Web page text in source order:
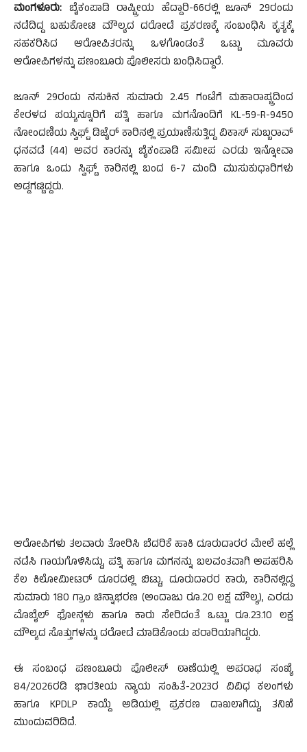
ಮಂಗಳೂರು: ಬೈಕಂಪಾಡಿ ರಾಷ್ಟ್ರೀಯ ಹೆದ್ದಾರಿ-66ರಲ್ಲಿ ಜೂನ್ 29ರಂದು
ನಡೆದಿದ್ದ ಬಹುಕೋಟಿ ಮೌಲ್ಯದ ದರೋಡೆ ಪ್ರಕರಣಕ್ಕೆ ಸಂಬಂಧಿಸಿ ಕೃತ್ಯಕ್ಕೆ
ಸಹಕರಿಸಿದ ಆರೋಪಿತರನ್ನು ಒಳಗೊಂಡಂತೆ ಒಟ್ಟು ಮೂವರು
ಆರೋಪಿಗಳನ್ನು ಪಣಂಬೂರು ಪೊಲೀಸರು ಬಂಧಿಸಿದ್ದಾರೆ.
ಜೂನ್ 29ರಂದು ನಸುಕಿನ ಸುಮಾರು 2.45 ಗಂಟೆಗೆ ಮಹಾರಾಷ್ಟ್ರದಿಂದ
ಕೇರಳದ ಪಯ್ಯನ್ನೂರಿಗೆ ಪತ್ನಿ ಹಾಗೂ ಮಗನೊಂದಿಗೆ KL-59-R-9450
ನೋಂದಣಿಯ ಸ್ವಿಫ್ಟ್ ಡಿಜೈರ್ ಕಾರಿನಲ್ಲಿ ಪ್ರಯಾಣಿಸುತ್ತಿದ್ದ ವಿಕಾಸ್ ಸುಬ್ಬರಾವ್
ಧನವಡೆ (44) ಅವರ ಕಾರನ್ನು ಬೈಕಂಪಾಡಿ ಸಮೀಪ ಎರಡು ಇನ್ನೋವಾ
ಹಾಗೂ ಒಂದು ಸ್ವಿಫ್ಟ್ ಕಾರಿನಲ್ಲಿ ಬಂದ 6-7 ಮಂದಿ ಮುಸುಕುಧಾರಿಗಳು
ಅಡ್ಡಗಟ್ಟಿದ್ದರು.
ಆರೋಪಿಗಳು ತಲವಾರು ತೋರಿಸಿ ಬೆದರಿಕೆ ಹಾಕಿ ದೂರುದಾರರ ಮೇಲೆ ಹಲ್ಲೆ
ನಡೆಸಿ ಗಾಯಗೊಳಿಸಿದ್ದು, ಪತ್ನಿ ಹಾಗೂ ಮಗನನ್ನು ಬಲವಂತವಾಗಿ ಅಪಹರಿಸಿ
ಕೆಲ ಕಿಲೋಮೀಟರ್ ದೂರದಲ್ಲಿ ಬಿಟ್ಟು, ದೂರುದಾರರ ಕಾರು, ಕಾರಿನಲ್ಲಿದ್ದ
ಸುಮಾರು 180 ಗ್ರಾಂ ಚಿನ್ನಾಭರಣ (ಅಂದಾಜು ರೂ.20 ಲಕ್ಷ ಮೌಲ್ಯ), ಎರಡು
ಮೊಬೈಲ್ ಫೋನ್ಗಳು ಹಾಗೂ ಕಾರು ಸೇರಿದಂತೆ ಒಟ್ಟು ರೂ.23.10 ಲಕ್ಷ
ಮೌಲ್ಯದ ಸೊತ್ತುಗಳನ್ನು ದರೋಡೆ ಮಾಡಿಕೊಂಡು ಪರಾರಿಯಾಗಿದ್ದರು.
ಈ ಸಂಬಂಧ ಪಣಂಬೂರು ಪೊಲೀಸ್ ಠಾಣೆಯಲ್ಲಿ ಅಪರಾಧ ಸಂಖ್ಯೆ
84/2026ರಡಿ ಭಾರತೀಯ ನ್ಯಾಯ ಸಂಹಿತೆ-2023ರ ವಿವಿಧ ಕಲಂಗಳು
ಹಾಗೂ KPDLP ಕಾಯ್ದೆ ಅಡಿಯಲ್ಲಿ ಪ್ರಕರಣ ದಾಖಲಾಗಿದ್ದು, ತನಿಖೆ
ಮುಂದುವರಿದಿದೆ.